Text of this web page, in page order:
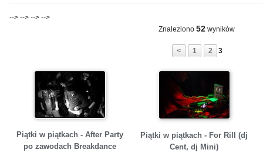
--> --> --> -->
Znaleziono 52 wyników
< 1 2 3
Piątki w piątkach - After Party
po zawodach Breakdance
Piątki w piątkach - For Rill (dj
Cent, dj Mini)